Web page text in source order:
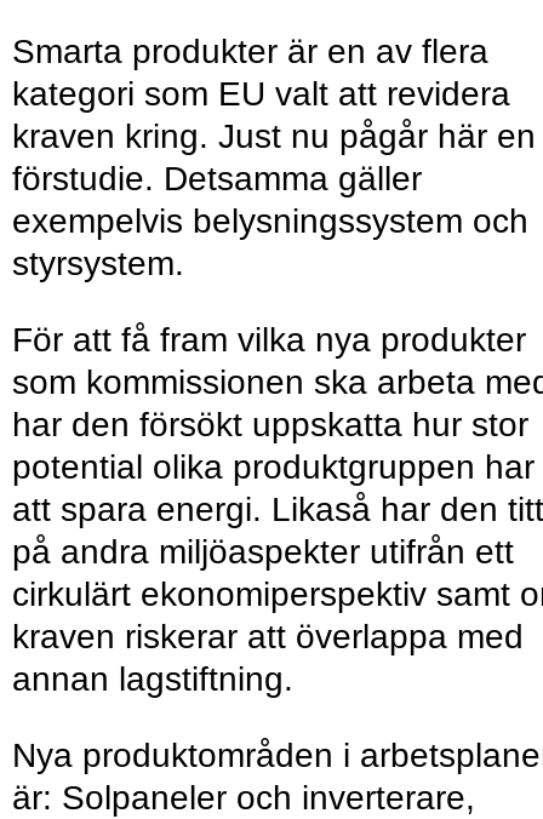
Smarta produkter är en av flera
kategori som EU valt att revidera
kraven kring. Just nu pågår här en
förstudie. Detsamma gäller
exempelvis belysningssystem och
styrsystem.
För att få fram vilka nya produkter
som kommissionen ska arbeta
har den försökt uppskatta hur stor
potential olika produktgruppen har
att spara energi. Likaså har den
på andra miljöaspekter utifrån ett
cirkulärt ekonomiperspektiv samt
kraven riskerar att överlappa med
annan lagstiftning.
Nya produktområden i
är: Solpaneler och inverterare,